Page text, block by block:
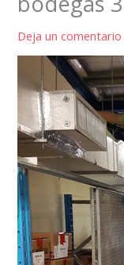
Deja un comentario